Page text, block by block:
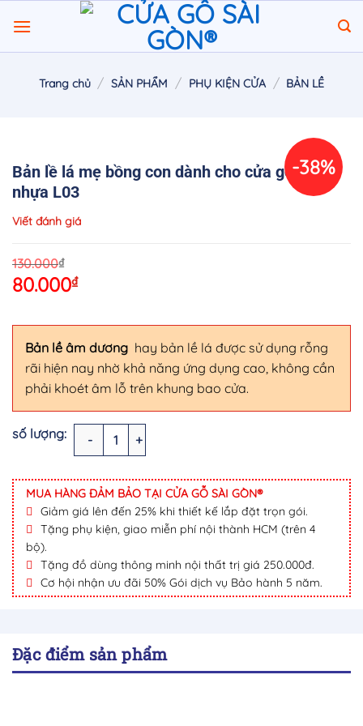
đến
nội
Trang chủ / SẢN PHẨM / PHỤ KIỆN CỬA / BẢN LỀ
-38%
Bản lề lá mẹ bồng con dành cho cửa gỗ cửa
nhựa L03
Viết đánh giá
130.000₫
80.000₫
Bản lề âm dương hay bản lề lá được sử dụng rỗng
rãi hiện nay nhờ khả năng ứng dụng cao, không cần
phải khoét âm lỗ trên khung bao cửa.
Bản lề lá mẹ bồng con dành cho cửa gỗ cửa nhựa L03 số lượng
MUA HÀNG ĐẢM BẢO TẠI CỬA GỖ SÀI GÒN®
Giảm giá lên đến 25% khi thiết kế lắp đặt trọn gói.
Tặng phụ kiện, giao miễn phí nội thành HCM (trên 4
bộ).
Tặng đồ dùng thông minh nội thất trị giá 250.000đ.
Cơ hội nhận ưu đãi 50% Gói dịch vụ Bảo hành 5 năm.
Đặc điểm sản phẩm